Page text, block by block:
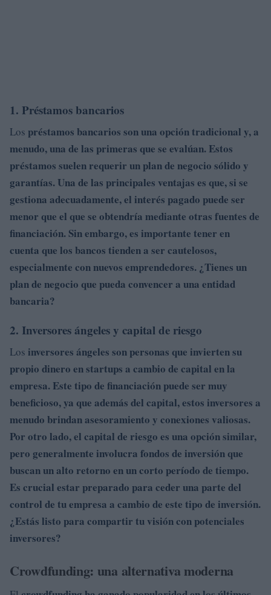
1. Préstamos bancarios
Los préstamos bancarios son una opción tradicional y, a
menudo, una de las primeras que se evalúan. Estos
préstamos suelen requerir un plan de negocio sólido y
garantías. Una de las principales ventajas es que, si se
gestiona adecuadamente, el interés pagado puede ser
menor que el que se obtendría mediante otras fuentes de
financiación. Sin embargo, es importante tener en
cuenta que los bancos tienden a ser cautelosos,
especialmente con nuevos emprendedores. ¿Tienes un
plan de negocio que pueda convencer a una entidad
bancaria?
2. Inversores ángeles y capital de riesgo
Los inversores ángeles son personas que invierten su
propio dinero en startups a cambio de capital en la
empresa. Este tipo de financiación puede ser muy
beneficioso, ya que además del capital, estos inversores a
menudo brindan asesoramiento y conexiones valiosas.
Por otro lado, el capital de riesgo es una opción similar,
pero generalmente involucra fondos de inversión que
buscan un alto retorno en un corto período de tiempo.
Es crucial estar preparado para ceder una parte del
control de tu empresa a cambio de este tipo de inversión.
¿Estás listo para compartir tu visión con potenciales
inversores?
Crowdfunding: una alternativa moderna